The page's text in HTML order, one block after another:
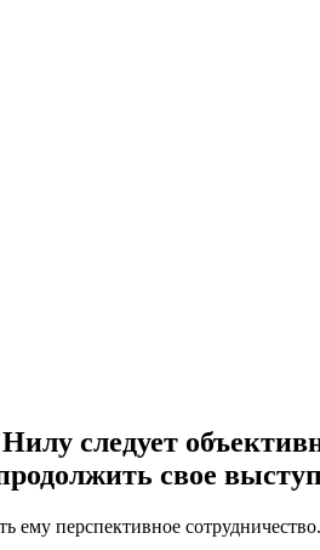
следует
свое
ему перспективное сотрудничество.